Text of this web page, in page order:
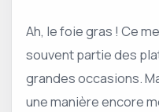
Ah, le foie gras ! Ce
souvent partie des
grandes occasions.
une manière encore